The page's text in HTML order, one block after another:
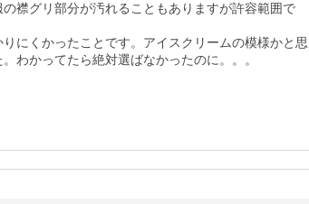
襟グリ部分が汚れることもありますが許容範囲で
にくかったことです。アイスクリームの模様かと思
わかってたら絶対選ばなかったのに。。。